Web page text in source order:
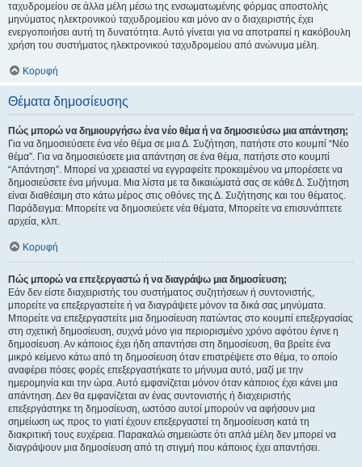
ταχυδρομείου σε άλλα μέλη μέσω της ενσωματωμένης φόρμας αποστολής
μηνύματος ηλεκτρονικού ταχυδρομείου και μόνο αν ο διαχειριστής έχει
ενεργοποιήσει αυτή τη δυνατότητα. Αυτό γίνεται για να αποτραπεί η κακόβουλη
χρήση του συστήματος ηλεκτρονικού ταχυδρομείου από ανώνυμα μέλη.
Κορυφή
Θέματα δημοσίευσης
Πώς μπορώ να δημιουργήσω ένα νέο θέμα ή να δημοσιεύσω μια απάντηση;
Για να δημοσιεύσετε ένα νέο θέμα σε μια Δ. Συζήτηση, πατήστε στο κουμπί “Νέο
θέμα”. Για να δημοσιεύσετε μια απάντηση σε ένα θέμα, πατήστε στο κουμπί
“Απάντηση”. Μπορεί να χρειαστεί να εγγραφείτε προκειμένου να μπορέσετε να
δημοσιεύσετε ένα μήνυμα. Μια λίστα με τα δικαιώματά σας σε κάθε Δ. Συζήτηση
είναι διαθέσιμη στο κάτω μέρος στις οθόνες της Δ. Συζήτησης και του θέματος.
Παράδειγμα: Μπορείτε να δημοσιεύετε νέα θέματα, Μπορείτε να επισυνάπτετε
αρχεία, κλπ.
Κορυφή
Πώς μπορώ να επεξεργαστώ ή να διαγράψω μια δημοσίευση;
Εάν δεν είστε διαχειριστής του συστήματος συζητήσεων ή συντονιστής,
μπορείτε να επεξεργαστείτε ή να διαγράψετε μόνον τα δικά σας μηνύματα.
Μπορείτε να επεξεργαστείτε μια δημοσίευση πατώντας στο κουμπί επεξεργασίας
στη σχετική δημοσίευση, συχνά μόνο για περιορισμένο χρόνο αφότου έγινε η
δημοσίευση. Αν κάποιος έχει ήδη απαντήσει στη δημοσίευση, θα βρείτε ένα
μικρό κείμενο κάτω από τη δημοσίευση όταν επιστρέψετε στο θέμα, το οποίο
αναφέρει πόσες φορές επεξεργαστήκατε το μήνυμα αυτό, μαζί με την
ημερομηνία και την ώρα. Αυτό εμφανίζεται μόνον όταν κάποιος έχει κάνει μια
απάντηση. Δεν θα εμφανίζεται αν ένας συντονιστής ή διαχειριστής
επεξεργάστηκε τη δημοσίευση, ωστόσο αυτοί μπορούν να αφήσουν μια
σημείωση ως προς το γιατί έχουν επεξεργαστεί τη δημοσίευση κατά τη
διακριτική τους ευχέρεια. Παρακαλώ σημειώστε ότι απλά μέλη δεν μπορεί να
διαγράψουν μια δημοσίευση από τη στιγμή που κάποιος έχει απαντήσει.